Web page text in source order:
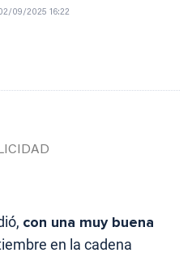
09/2025 16:22
con una muy buena
en la cadena